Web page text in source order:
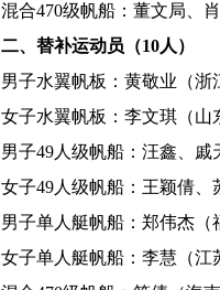
混合470级帆船：董文局、
二、替补运动员（10人）
男子水翼帆板：黄敬业（浙
女子水翼帆板：李文琪（山
男子49人级帆船：汪鑫、戚
女子49人级帆船：王颖倩、
男子单人艇帆船：郑伟杰（
女子单人艇帆船：李慧（江